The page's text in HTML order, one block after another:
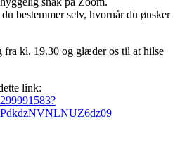
bestemmer selv, hvornår du ønsker
fra kl. 19.30 og glæder os til at hilse
link: